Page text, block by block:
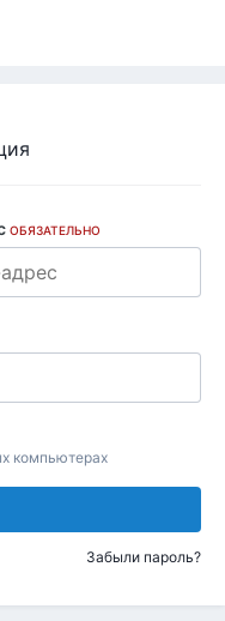
ОБЯЗАТЕЛЬНО
компьютерах
Забыли пароль?